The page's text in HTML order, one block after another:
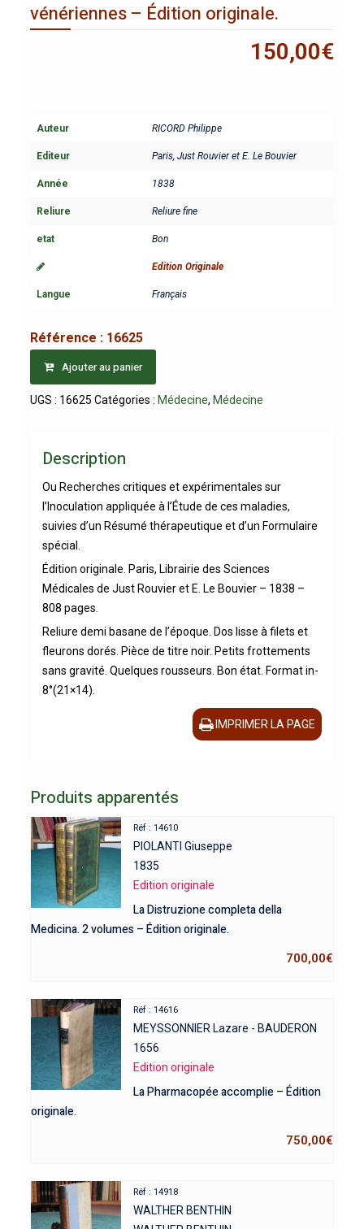
vénériennes – Édition originale.
150,00€
Auteur RICORD Philippe
Editeur Paris, Just Rouvier et E. Le Bouvier
Année 1838
Reliure Reliure fine
etat Bon
Edition Originale
Langue Français
Référence : 16625
Ajouter au panier
UGS : 16625 Catégories : Médecine, Médecine
Description
Ou Recherches critiques et expérimentales sur
l’Inoculation appliquée à l’Étude de ces maladies,
suivies d’un Résumé thérapeutique et d’un Formulaire
spécial.
Édition originale. Paris, Librairie des Sciences
Médicales de Just Rouvier et E. Le Bouvier – 1838 –
808 pages.
Reliure demi basane de l’époque. Dos lisse à filets et
fleurons dorés. Pièce de titre noir. Petits frottements
sans gravité. Quelques rousseurs. Bon état. Format in-
8°(21×14).
IMPRIMER LA PAGE
Produits apparentés
Réf : 14610
PIOLANTI Giuseppe
1835
Edition originale
La Distruzione completa della
Medicina. 2 volumes – Édition originale.
700,00€
Réf : 14616
MEYSSONNIER Lazare - BAUDERON
1656
Edition originale
La Pharmacopée accomplie – Édition
originale.
750,00€
Réf : 14918
WALTHER BENTHIN